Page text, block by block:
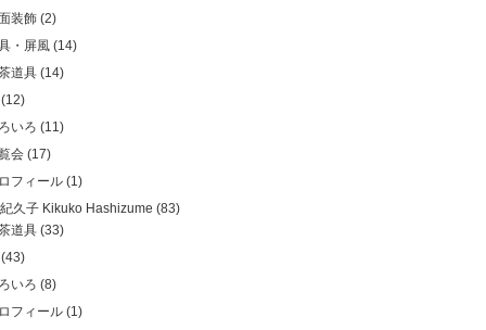
装飾 (2)
・屏風 (14)
道具 (14)
いろ (11)
会 (17)
フィール (1)
久子 Kikuko Hashizume (83)
道具 (33)
いろ (8)
フィール (1)